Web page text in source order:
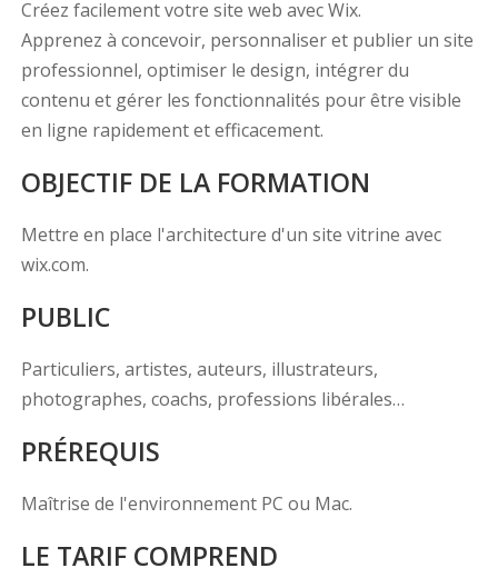
Créez facilement votre site web avec Wix.
Apprenez à concevoir, personnaliser et publier un site
professionnel, optimiser le design, intégrer du
contenu et gérer les fonctionnalités pour être visible
en ligne rapidement et efficacement.
OBJECTIF DE LA FORMATION
Mettre en place l'architecture d'un site vitrine avec
wix.com.
PUBLIC
Particuliers, artistes, auteurs, illustrateurs,
photographes, coachs, professions libérales…
PRÉREQUIS
Maîtrise de l'environnement PC ou Mac.
LE TARIF COMPREND